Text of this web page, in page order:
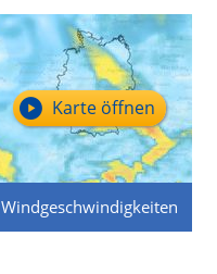
Windgeschwindigkeiten
Karte öffnen